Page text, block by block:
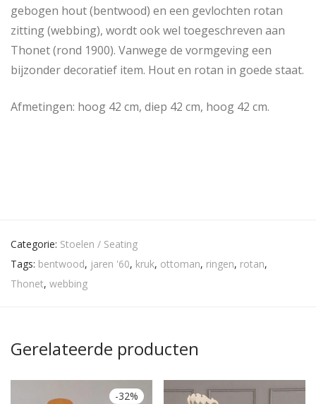
gebogen hout (bentwood) en een gevlochten rotan
zitting (webbing), wordt ook wel toegeschreven aan
Thonet (rond 1900). Vanwege de vormgeving een
bijzonder decoratief item. Hout en rotan in goede staat.
Afmetingen: hoog 42 cm, diep 42 cm, hoog 42 cm.
Categorie: Stoelen / Seating
Tags: bentwood, jaren '60, kruk, ottoman, ringen, rotan,
Thonet, webbing
Gerelateerde producten
-32%